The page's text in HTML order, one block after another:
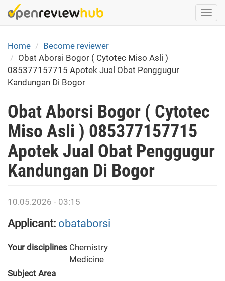
Skip
to
content
Home
Become reviewer
Obat Aborsi Bogor ( Cytotec Miso Asli )
085377157715 Apotek Jual Obat Penggugur
Kandungan Di Bogor
Obat Aborsi Bogor ( Cytotec
Miso Asli ) 085377157715
Apotek Jual Obat Penggugur
Kandungan Di Bogor
10.05.2026 - 03:15
Applicant: obataborsi
Your disciplines Chemistry
Medicine
Subject Area